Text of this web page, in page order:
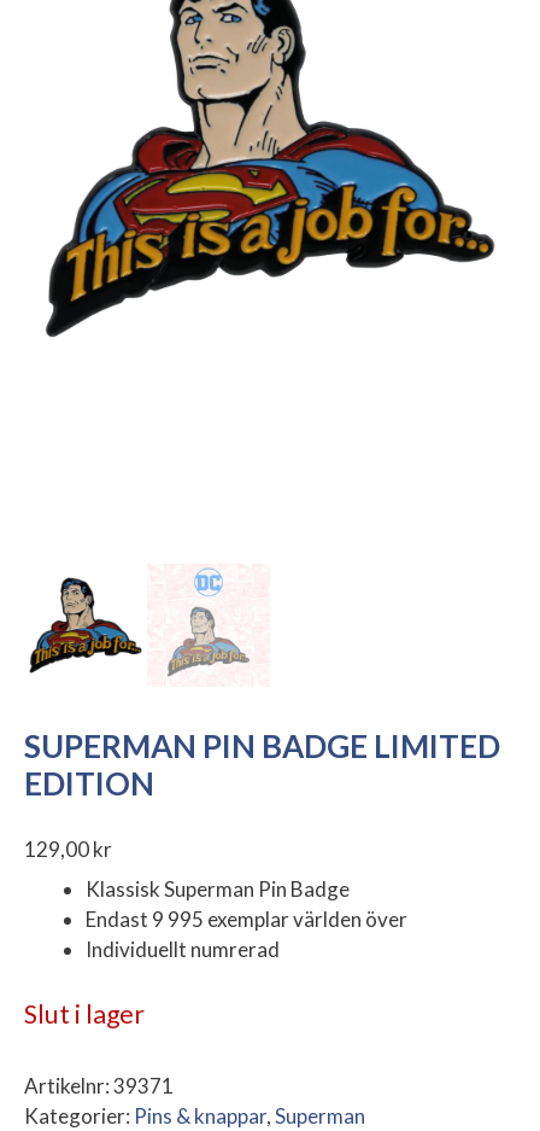
SUPERMAN PIN BADGE LIMITED
EDITION
129,00kr
Klassisk Superman Pin Badge
Endast 9 995 exemplar världen över
Individuellt numrerad
Slut i lager
Artikelnr:39371
Kategorier: Pins & knappar,Superman